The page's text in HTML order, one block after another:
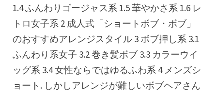
1.4 ふんわりゴージャス系 1.5 華やかさ系 1.6 レ
トロ女子系 2 成人式「ショートボブ・ボブ」
のおすすめアレンジスタイル 3 ボブ押し系 3.1
ふんわり系女子 3.2 巻き髪ボブ 3.3 カラーウイ
ッグ系 3.4 女性ならではゆるふわ系 4 メンズシ
ョート. しかしアレンジが難しいボブヘアさん